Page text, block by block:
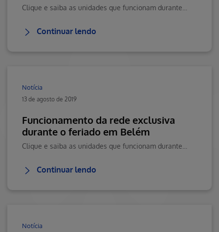
Continuar lendo
Notícia
13 de agosto de 2019
Funcionamento da rede exclusiva
durante o feriado em Belém
Continuar lendo
Notícia